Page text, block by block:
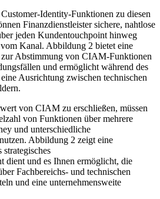
Identity-Funktionen zu diesen
Finanzdienstleister sichere, nahtlose
jeden Kundentouchpoint hinweg
Kanal. Abbildung 2 bietet eine
Abstimmung von CIAM-Funktionen
und ermöglicht während des
Ausrichtung zwischen technischen
von CIAM zu erschließen, müssen
von Funktionen über mehrere
und unterschiedliche
Abbildung 2 zeigt eine
dient und es Ihnen ermöglicht, die
Fachbereichs- und technischen
und eine unternehmensweite